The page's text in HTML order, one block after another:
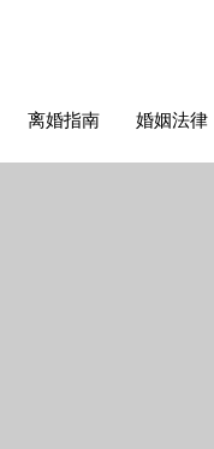
离婚指南 婚姻法律